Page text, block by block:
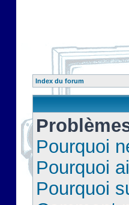
Index du forum
Pourquoi
Pourquoi
Pourquoi